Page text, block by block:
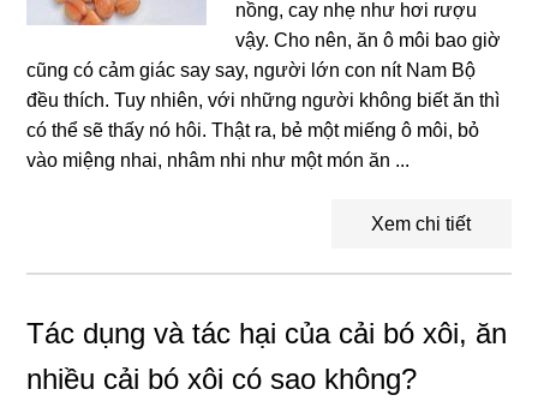
nồng, cay nhẹ như hơi rượu
vậy. Cho nên, ăn ô môi bao giờ
cũng có cảm giác say say, người lớn con nít Nam Bộ
đều thích. Tuy nhiên, với những người không biết ăn thì
có thể sẽ thấy nó hôi. Thật ra, bẻ một miếng ô môi, bỏ
vào miệng nhai, nhâm nhi như một món ăn ...
Xem chi tiết
Tác dụng và tác hại của cải bó xôi, ăn
nhiều cải bó xôi có sao không?